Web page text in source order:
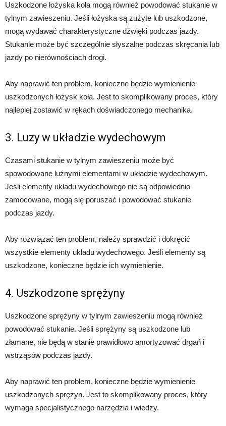
Uszkodzone łożyska koła mogą również powodować stukanie w
tylnym zawieszeniu. Jeśli łożyska są zużyte lub uszkodzone,
mogą wydawać charakterystyczne dźwięki podczas jazdy.
Stukanie może być szczególnie słyszalne podczas skręcania lub
jazdy po nierównościach drogi.
Aby naprawić ten problem, konieczne będzie wymienienie
uszkodzonych łożysk koła. Jest to skomplikowany proces, który
najlepiej zostawić w rękach doświadczonego mechanika.
3. Luzy w układzie wydechowym
Czasami stukanie w tylnym zawieszeniu może być
spowodowane luźnymi elementami w układzie wydechowym.
Jeśli elementy układu wydechowego nie są odpowiednio
zamocowane, mogą się poruszać i powodować stukanie
podczas jazdy.
Aby rozwiązać ten problem, należy sprawdzić i dokręcić
wszystkie elementy układu wydechowego. Jeśli elementy są
uszkodzone, konieczne będzie ich wymienienie.
4. Uszkodzone sprężyny
Uszkodzone sprężyny w tylnym zawieszeniu mogą również
powodować stukanie. Jeśli sprężyny są uszkodzone lub
złamane, nie będą w stanie prawidłowo amortyzować drgań i
wstrząsów podczas jazdy.
Aby naprawić ten problem, konieczne będzie wymienienie
uszkodzonych sprężyn. Jest to skomplikowany proces, który
wymaga specjalistycznego narzędzia i wiedzy.